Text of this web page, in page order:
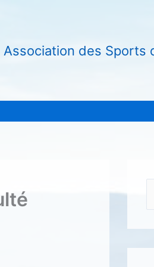
Association des Sports
e
c
h